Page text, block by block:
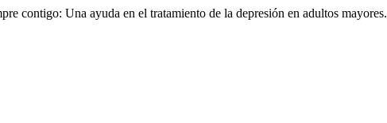
contigo: Una ayuda en el tratamiento de la depresión en adultos mayores.